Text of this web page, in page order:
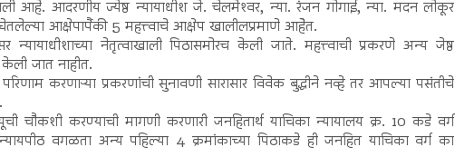
आहे. आदरणीय ज्येष्ठ न्यायाधीश जे. चेलमेश्‍वर, न्या. रंजन गोगाई, न्या. मदन लोकूर
आक्षेपापैंकी 5 महत्त्वाचे आक्षेप खालीलप्रमाणे आहेेत.
नेतृत्वाखाली पिठासमोरच केली जाते. महत्त्वाची प्रकरणे अन्य जेष्ठ
जात नाहीत.
करणाऱ्या प्रकरणांची सुनावणी सारासार विवेक बुद्धीने नव्हे तर आपल्या पसंतीचे
चौकशी करण्याची मागणी करणारी जनहितार्थ याचिका न्यायालय क्र. 10 कडे वर्ग
वगळता अन्य पहिल्या 4 क्रमांकाच्या पिठाकडे ही जनहित याचिका वर्ग का